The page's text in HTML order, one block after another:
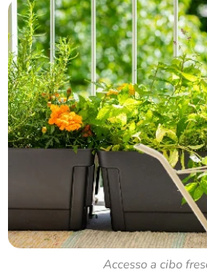
Accesso a cibo